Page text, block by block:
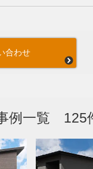
合わせ
例一覧 125